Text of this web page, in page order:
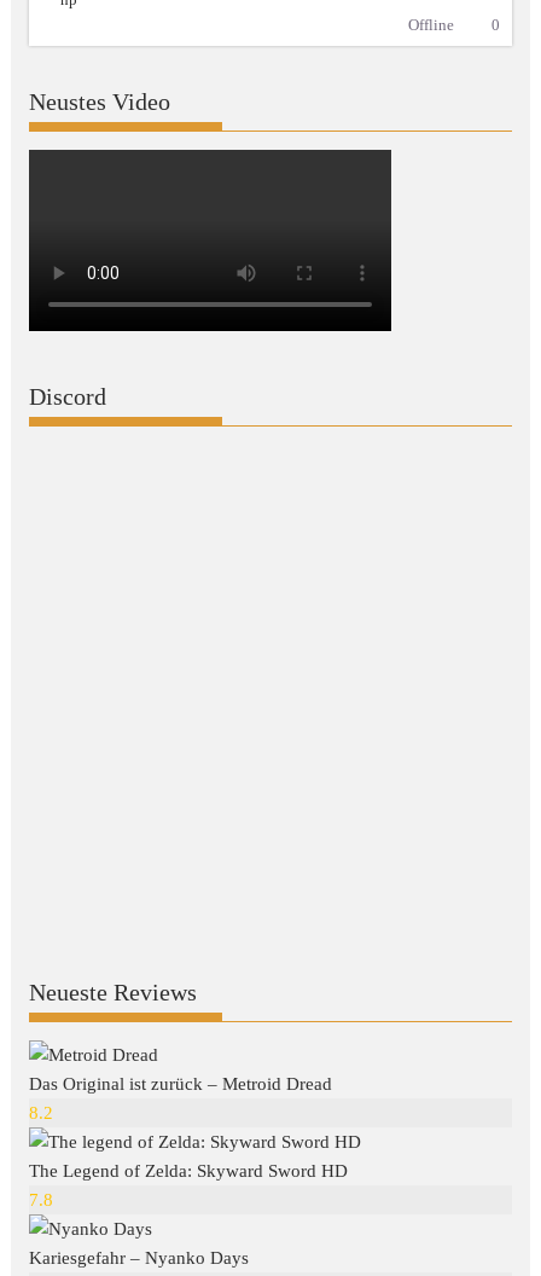
Offline
0
Neustes Video
Discord
Neueste Reviews
Das Original ist zurück – Metroid Dread
8.2
The Legend of Zelda: Skyward Sword HD
7.8
Kariesgefahr – Nyanko Days